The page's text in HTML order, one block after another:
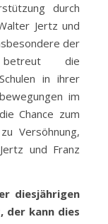
durch
Jertz und
der
betreut die
in ihrer
im
Chance zum
Versöhnung,
und Franz
diesjährigen
der kann dies